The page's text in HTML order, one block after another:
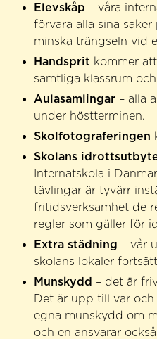
Elevskåp – våra
förvara alla sina
minska trängseln vid
Handsprit kommer
samtliga klassrum
Aulasamlingar – alla
under höstterminen.
Skolfotograferingen
Skolans
Internatskola i
tävlingar är tyvärr
fritidsverksamhet de
regler som gäller för
Extra städning – vår
skolans lokaler
Munskydd – det är
Det är upp till var
egna munskydd om
och en ansvarar